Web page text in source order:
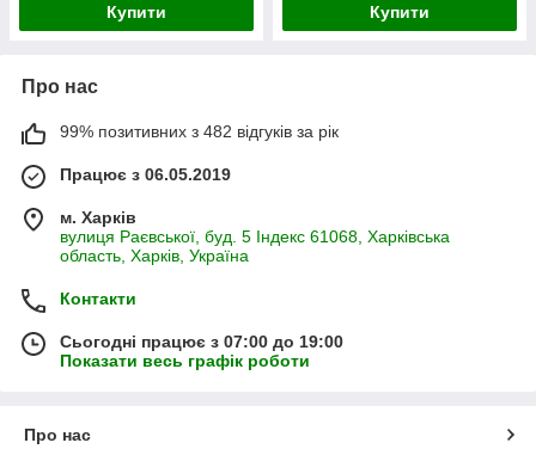
Купити Купити
Про нас
99% позитивних з 482 відгуків за рік
Працює з 06.05.2019
м. Харків
вулиця Раєвської, буд. 5 Індекс 61068, Харківська
область, Харків, Україна
Контакти
Сьогодні працює з 07:00 до 19:00
Показати весь графік роботи
Про нас